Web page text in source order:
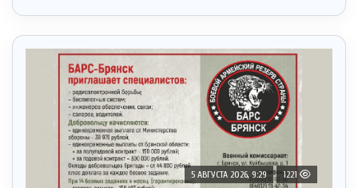
5 АВГУСТА 2026, 9:29 1221